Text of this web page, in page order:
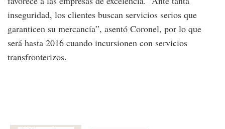
inseguridad, los clientes buscan servicios serios que
garanticen su mercancía”, asentó Coronel, por lo que
será hasta 2016 cuando incursionen con servicios
transfronterizos.